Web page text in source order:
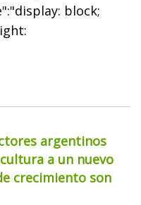
block;
argentinos
a un nuevo
crecimiento son